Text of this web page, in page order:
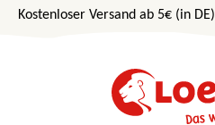
Zum Hauptinhalt springen
Kostenloser Versand ab 5€ (in DE)